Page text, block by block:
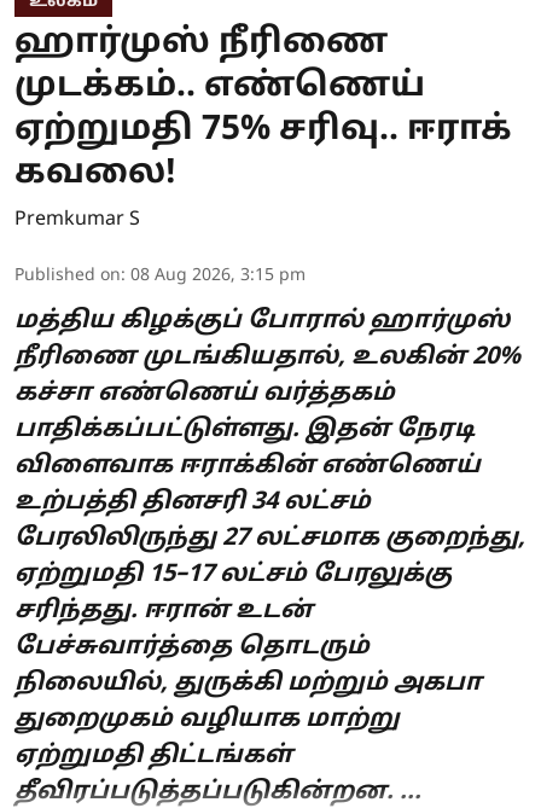
ஹார்முஸ் நீரிணை
முடக்கம்.. எண்ணெய்
ஏற்றுமதி 75% சரிவு.. ஈராக்
கவலை!
Premkumar S
Published on: 08 Aug 2026, 3:15 pm
மத்திய கிழக்குப் போரால் ஹார்முஸ்
நீரிணை முடங்கியதால், உலகின் 20%
கச்சா எண்ணெய் வர்த்தகம்
பாதிக்கப்பட்டுள்ளது. இதன் நேரடி
விளைவாக ஈராக்கின் எண்ணெய்
உற்பத்தி தினசரி 34 லட்சம்
பேரலிலிருந்து 27 லட்சமாக குறைந்து,
ஏற்றுமதி 15–17 லட்சம் பேரலுக்கு
சரிந்தது. ஈரான் உடன்
பேச்சுவார்த்தை தொடரும்
நிலையில், துருக்கி மற்றும் அகபா
துறைமுகம் வழியாக மாற்று
ஏற்றுமதி திட்டங்கள்
தீவிரப்படுத்தப்படுகின்றன. ...